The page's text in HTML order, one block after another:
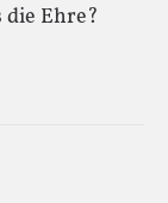
die Ehre?